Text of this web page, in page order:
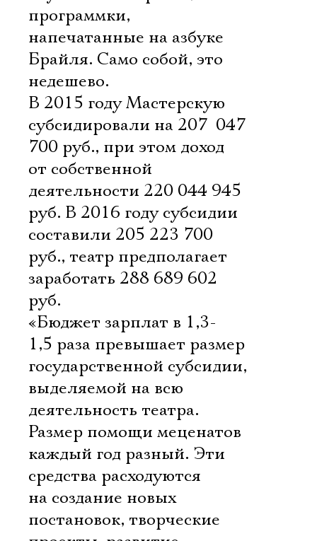
программки,
напечатанные на азбуке
Брайля. Само собой, это
недешево.
В 2015 году Мастерскую
субсидировали на 207 047
700 руб., при этом доход
от собственной
деятельности 220 044 945
руб. В 2016 году субсидии
составили 205 223 700
руб., театр предполагает
заработать 288 689 602
руб.
«Бюджет зарплат в 1,3-
1,5 раза превышает размер
государственной субсидии,
выделяемой на всю
деятельность театра.
Размер помощи меценатов
каждый год разный. Эти
средства расходуются
на создание новых
постановок, творческие